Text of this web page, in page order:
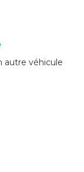
autre véhicule